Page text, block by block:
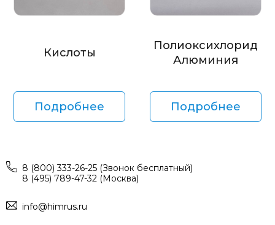
Кислоты
Подробнее
Полиоксихлорид
Алюминия
Подробнее
8 (800) 333-26-25 (Звонок бесплатный)
8 (495) 789-47-32 (Москва)
info@himrus.ru